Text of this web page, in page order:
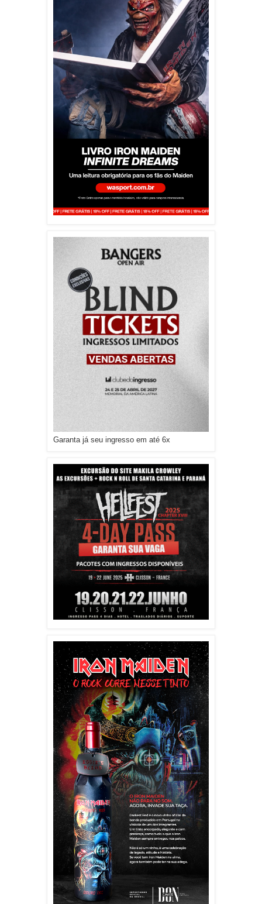
Garanta já seu ingresso em até 6x